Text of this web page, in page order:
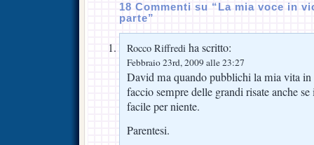
18 Commenti su “La mia voce in
parte”
Rocco Riffredi ha scritto:
Febbraio 23rd, 2009 alle 23:27
David ma quando pubblichi la mia vita
faccio sempre delle grandi risate anche
facile per niente.
Parentesi.